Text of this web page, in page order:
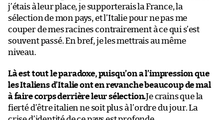
j’étais à leur place, je supporterais la France, la
sélection de mon pays, et l’Italie pour ne pas me
couper de mes racines contrairement à ce qui s’est
souvent passé. En bref, je les mettrais au même
niveau.
Là est tout le paradoxe, puisqu’on a l’impression que
les Italiens d’Italie ont en revanche beaucoup de mal
à faire corps derrière leur sélection.Je crains que la
fierté d’être italien ne soit plus à l’ordre du jour. La